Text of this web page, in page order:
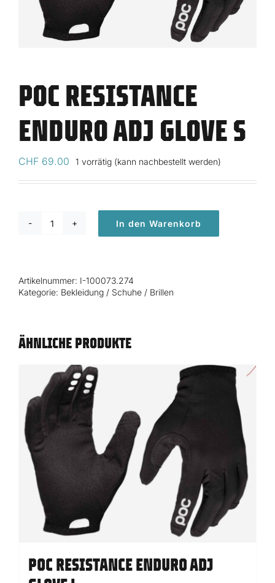
POC RESISTANCE
ENDURO ADJ GLOVE S
CHF 69.00 1 vorrätig (kann nachbestellt werden)
POC
Glove
S
In den Warenkorb
Artikelnummer: I-100073.274
Kategorie: Bekleidung / Schuhe / Brillen
ÄHNLICHE PRODUKTE
POC RESISTANCE ENDURO ADJ